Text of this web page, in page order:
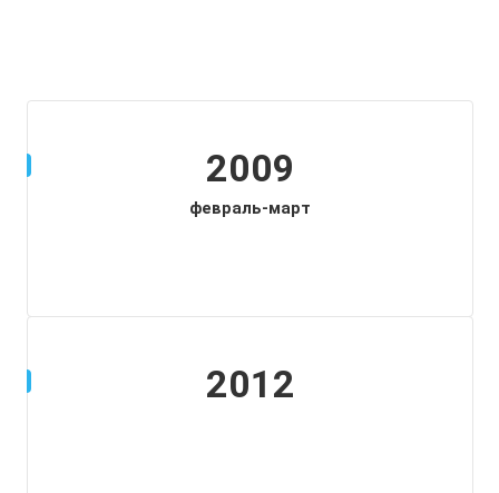
2009
февраль-март
2012